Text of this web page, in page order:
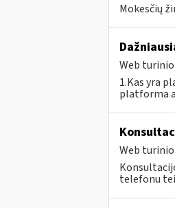
Mokesčių
Web turinio
1.Kas yra
platforma
Web turinio
telefonu